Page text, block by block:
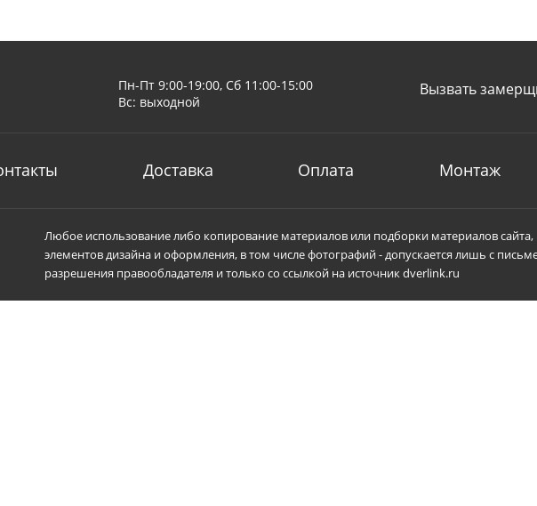
Пн-Пт 9:00-19:00, Сб 11:00-15:00
Вс: выходной
Вызвать
Доставка Оплата Монтаж
Любое использование либо копирование материалов или подборки материалов сайта,
элементов дизайна и оформления, в том числе фотографий - допускается лишь с
разрешения правообладателя и только со ссылкой на источник dverlink.ru